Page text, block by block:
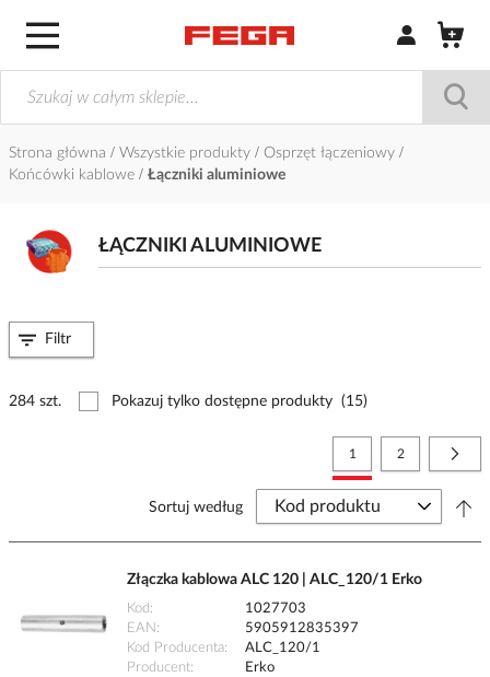
Zaloguj się /
Strona główna Wszystkie produkty
Osprzęt łączeniowy
Końcówki kablowe
Łączniki aluminiowe
ŁĄCZNIKI ALUMINIOWE
284 szt. Pokazuj tylko dostępne produkty (15)
Strona
Aktualnie czytasz stronę
1 Strona
2
Sortuj według
Złączka kablowa ALC 120 | ALC_120/1 Erko
Kod
1027703
EAN
5905912835397
Kod Producenta
ALC_120/1
Producent
Erko
Filtr